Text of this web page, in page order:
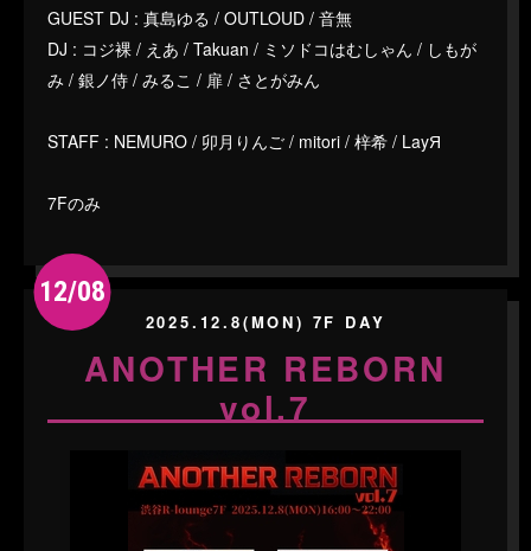
GUEST DJ : 真島ゆる / OUTLOUD / 音無
DJ : コジ裸 / えあ / Takuan / ミソドコはむしゃん / しもが
み / 銀ノ侍 / みるこ / 扉 / さとがみん
STAFF : NEMURO / 卯月りんご / mitori / 梓希 / LayЯ
7Fのみ
12/08
2025.12.8(MON) 7F DAY
ANOTHER REBORN
vol.7